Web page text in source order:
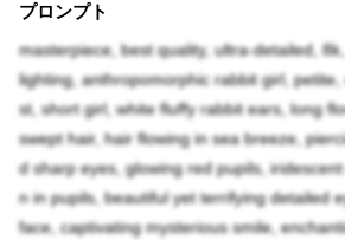
プロンプト
masterpiece, best quality, ultra-detailed,
lighting, anthropomorphic rabbit girl,
st, short girl, white fluffy rabbit ears, long
swept hair, hair flowing in sea breeze,
d sharp eyes, glowing red pupils,
n in pupils, beautiful yet terrifying detailed
face, captivating mysterious smile,